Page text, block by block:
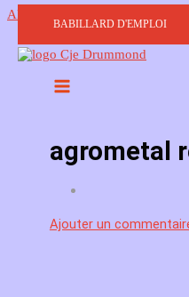
Aller au contenu
BABILLARD D'EMPLOI
agrometal
Ajouter un